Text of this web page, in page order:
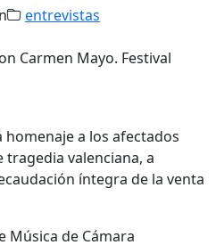
entrevistas
homenaje a los afectados
tragedia valenciana, a
íntegra de la venta
Música de Cámara